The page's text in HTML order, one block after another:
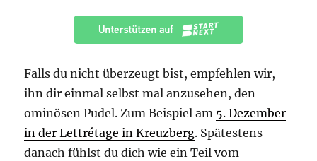
Falls du nicht überzeugt bist, empfehlen wir,
ihn dir einmal selbst mal anzusehen, den
ominösen Pudel. Zum Beispiel am 5. Dezember
in der Lettrétage in Kreuzberg. Spätestens
danach fühlst du dich wie ein Teil vom